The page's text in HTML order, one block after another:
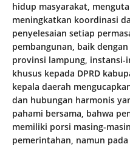
hidup masyarakat,
meningkatkan koordinasi
penyelesaian setiap
pembangunan, baik
provinsi lampung, instansi-
khusus kepada DPRD
kepala daerah
dan hubungan harmonis
pahami bersama, bahwa
memiliki porsi masing-
pemerintahan, namun